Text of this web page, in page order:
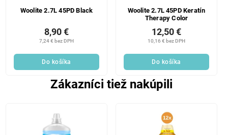
Woolite 2.7L 45PD Black
7,24 € bez DPH
8,90 €
Do košíka
Woolite 2.7L 45PD Keratín
Therapy Color
10,16 € bez DPH
12,50 €
Do košíka
Zákazníci tiež nakúpili